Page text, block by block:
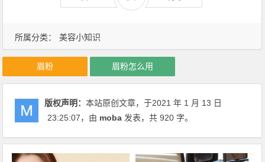
所属分类： 美容小知识
眉粉 眉粉怎么用
版权声明：本站原创文章，于2021 年 1 月 13 日
23:25:07，由 moba 发表，共 920 字。